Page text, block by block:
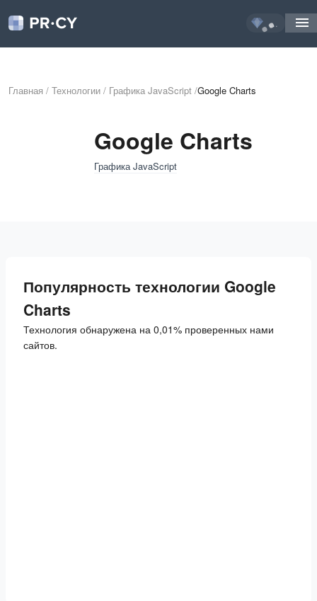
...
Главная / Технологии / Графика JavaScript /Google Charts
Google Charts
Графика JavaScript
Популярность технологии Google
Charts
Технология обнаружена на 0,01% проверенных нами
сайтов.